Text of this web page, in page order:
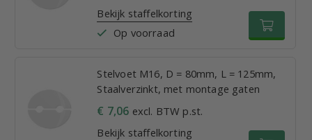
Bekijk staffelkorting
Op voorraad
Stelvoet M16, D = 80mm, L = 125mm,
Staalverzinkt, met montage gaten
€ 7,06 excl. BTW p.st.
Bekijk staffelkorting